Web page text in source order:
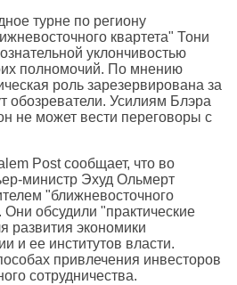
турне по региону
квартета" Тони
уклончивостью
полномочий. По мнению
роль зарезервирована за
обозреватели. Усилиям Блэра
не может вести переговоры с
Postсообщает, что во
министр Эхуд Ольмерт
"ближневосточного
обсудили "практические
развития экономики
и ее институтов власти.
привлечения инвесторов
сотрудничества.